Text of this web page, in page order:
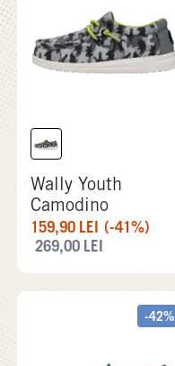
Wally Youth
Camodino
159,90 LEI (-41%)
269,00 LEI
-42%